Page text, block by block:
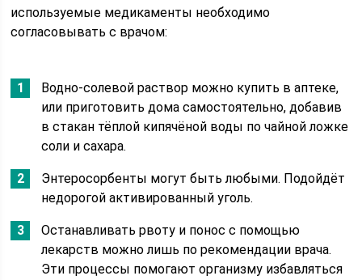
используемые медикаменты необходимо
согласовывать с врачом:
Водно-солевой раствор можно купить в аптеке,
или приготовить дома самостоятельно, добавив
в стакан тёплой кипячёной воды по чайной ложке
соли и сахара.
Энтеросорбенты могут быть любыми. Подойдёт
недорогой активированный уголь.
Останавливать рвоту и понос с помощью
лекарств можно лишь по рекомендации врача.
Эти процессы помогают организму избавляться